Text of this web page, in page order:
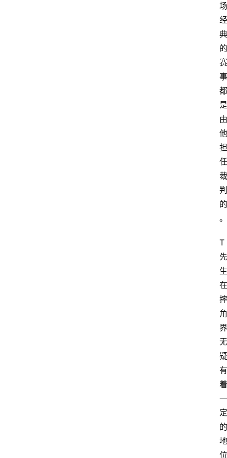
场
经
典
的
赛
事
都
是
由
他
担
任
裁
判
的
。
T
先
生
在
摔
角
界
无
疑
有
着
一
定
的
地
位